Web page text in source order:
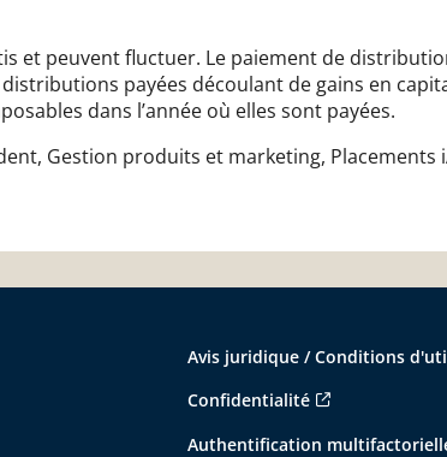
et peuvent fluctuer. Le paiement de
payées découlant de gains en
dans l’année où elles sont payées.
Gestion produits et marketing, Placements
Avis juridique / Conditions
Confidentialité
Authentification